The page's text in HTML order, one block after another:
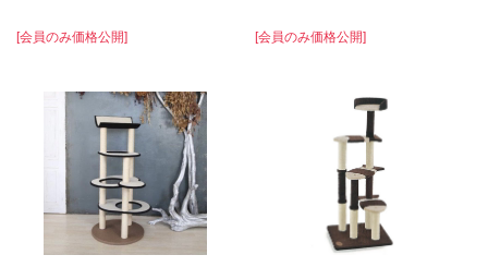
[会員のみ価格公開] [会員のみ価格公開]